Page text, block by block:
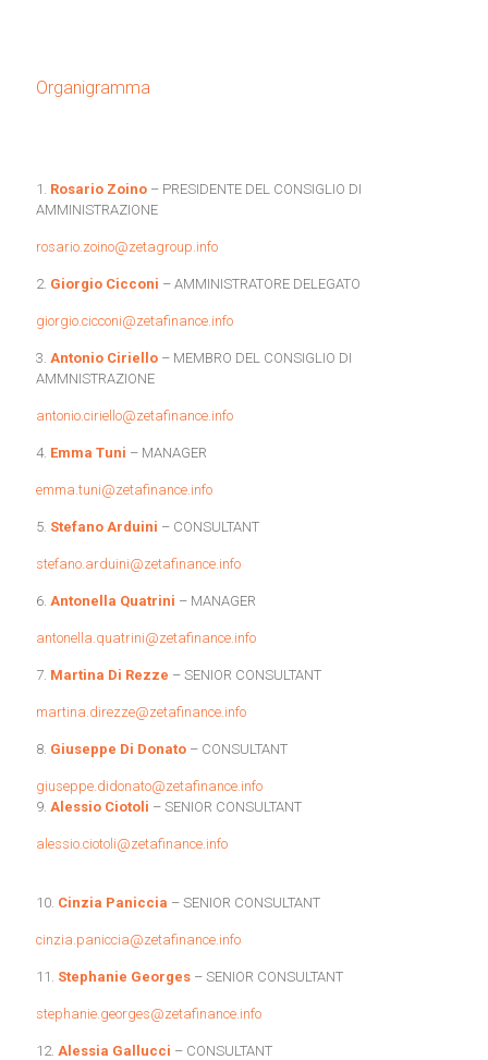
Organigramma
1. Rosario Zoino – PRESIDENTE DEL CONSIGLIO DI
AMMINISTRAZIONE
rosario.zoino@zetagroup.info
2. Giorgio Cicconi – AMMINISTRATORE DELEGATO
giorgio.cicconi@zetafinance.info
3. Antonio Ciriello – MEMBRO DEL CONSIGLIO DI
AMMNISTRAZIONE
antonio.ciriello@zetafinance.info
4. Emma Tuni – MANAGER
emma.tuni@zetafinance.info
5. Stefano Arduini – CONSULTANT
stefano.arduini@zetafinance.info
6. Antonella Quatrini – MANAGER
antonella.quatrini@zetafinance.info
7. Martina Di Rezze – SENIOR CONSULTANT
martina.direzze@zetafinance.info
8. Giuseppe Di Donato – CONSULTANT
giuseppe.didonato@zetafinance.info
9. Alessio Ciotoli – SENIOR CONSULTANT
alessio.ciotoli@zetafinance.info
10. Cinzia Paniccia – SENIOR CONSULTANT
cinzia.paniccia@zetafinance.info
11. Stephanie Georges – SENIOR CONSULTANT
stephanie.georges@zetafinance.info
12. Alessia Gallucci – CONSULTANT